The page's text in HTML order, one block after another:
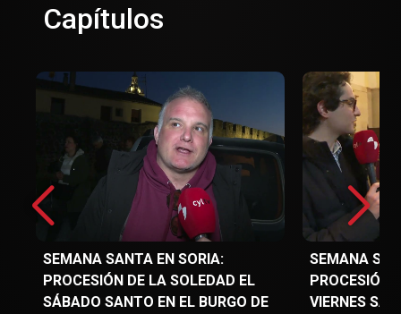
Capítulos
SEMANA SANTA EN SORIA:
PROCESIÓN DE LA SOLEDAD EL
SÁBADO SANTO EN EL BURGO DE
SEMANA
PROCESIÓN
VIERNES